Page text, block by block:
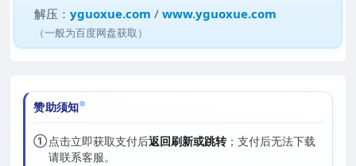
解压：yguoxue.com /www.yguoxue.com
（一般为百度网盘获取）
赞助须知
①点击立即获取支付后返回刷新或跳转；支付后无法下载
请联系客服。